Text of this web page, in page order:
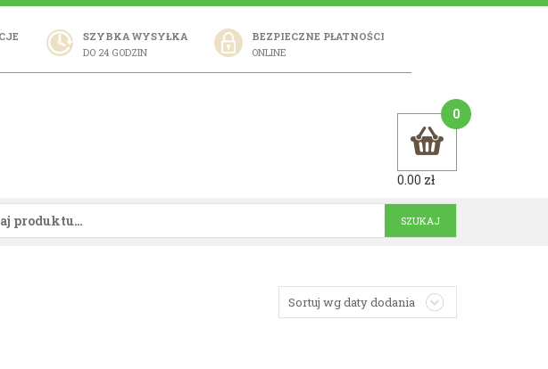
SZYBKA WYSYŁKA
DO 24 GODZIN
BEZPIECZNE PŁATNOŚCI
ONLINE
0
0.00 zł
Sortuj wg daty dodania